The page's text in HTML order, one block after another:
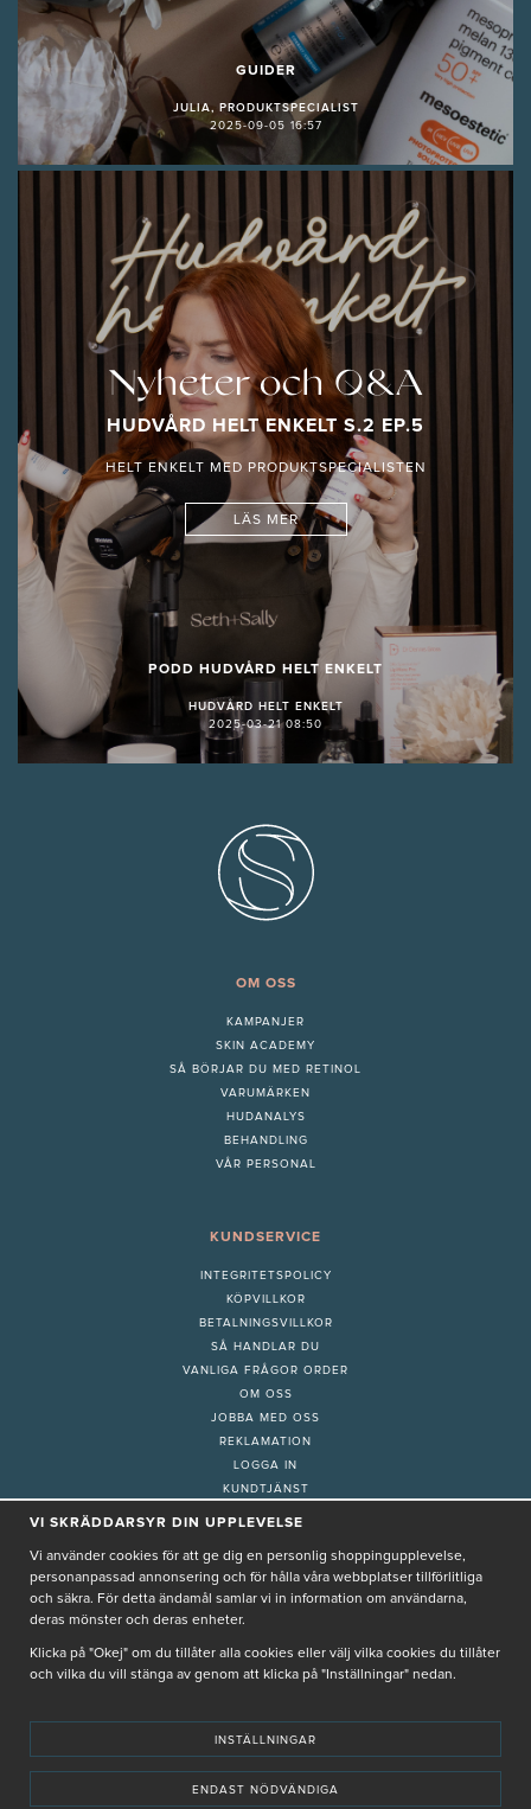
GUIDER
JULIA, PRODUKTSPECIALIST
2025-09-05 16:57
Nyheter och Q&A
HUDVÅRD HELT ENKELT S.2 EP.5
HELT ENKELT MED PRODUKTSPECIALISTEN
LÄS MER
PODD HUDVÅRD HELT ENKELT
HUDVÅRD HELT ENKELT
2025-03-21 08:50
OM OSS
KAMPANJER
SKIN ACADEMY
SÅ BÖRJAR DU MED RETINOL
VARUMÄRKEN
HUDANALYS
BEHANDLING
VÅR PERSONAL
KUNDSERVICE
INTEGRITETSPOLICY
KÖPVILLKOR
BETALNINGSVILLKOR
SÅ HANDLAR DU
VANLIGA FRÅGOR ORDER
OM OSS
JOBBA MED OSS
REKLAMATION
LOGGA IN
KUNDTJÄNST
PRENUMERERA PÅ NYHETSBREV
De uppgifter du matar in kommer endast användas till våra nyhetsbrev.
VI SKRÄDDARSYR DIN UPPLEVELSE
Vi använder cookies för att ge dig en personlig shoppingupplevelse,
personanpassad annonsering och för hålla våra webbplatser tillförlitliga
och säkra. För detta ändamål samlar vi in information om användarna,
deras mönster och deras enheter.
Klicka på "Okej" om du tillåter alla cookies eller välj vilka cookies du tillåter
och vilka du vill stänga av genom att klicka på "Inställningar" nedan.
INSTÄLLNINGAR
ENDAST NÖDVÄNDIGA